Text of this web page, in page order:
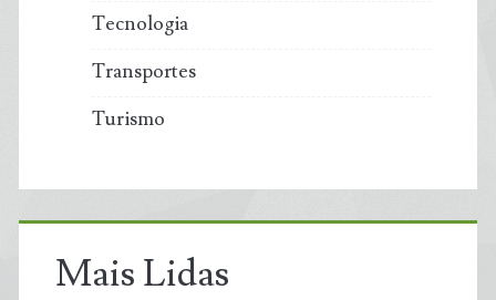
Tecnologia
Transportes
Turismo
Mais Lidas